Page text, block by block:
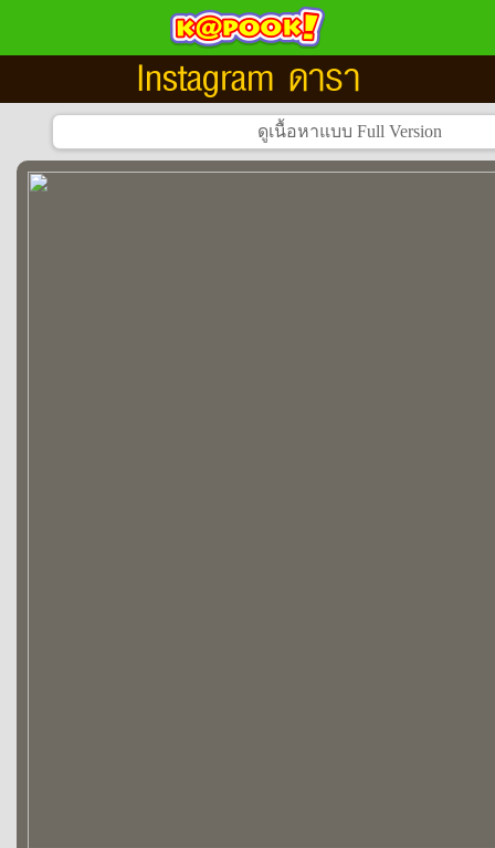
Instagram ดารา